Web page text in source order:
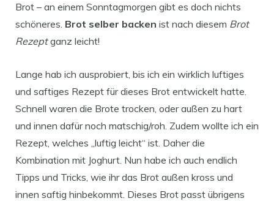
Brot – an einem Sonntagmorgen gibt es doch nichts
schöneres. Brot selber backen ist nach diesem Brot
Rezeptganz leicht!
Lange hab ich ausprobiert, bis ich ein wirklich luftiges
und saftiges Rezept für dieses Brot entwickelt hatte.
Schnell waren die Brote trocken, oder außen zu hart
und innen dafür noch matschig/roh. Zudem wollte ich ein
Rezept, welches „luftig leicht“ ist. Daher die
Kombination mit Joghurt. Nun habe ich auch endlich
Tipps und Tricks, wie ihr das Brot außen kross und
innen saftig hinbekommt. Dieses Brot passt übrigens